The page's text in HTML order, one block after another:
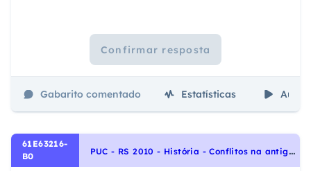
Confirmar resposta
Gabarito comentado Estatísticas Aulas
61E63216-
B0
P
UC - RS 2010 - História - Conflitos na antiga Europa do Leste, História Geral, Queda do Socialismo Real